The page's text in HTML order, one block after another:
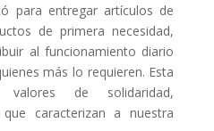
para entregar artículos de
de primera necesidad,
al funcionamiento diario
más lo requieren. Esta
de solidaridad,
caracterizan a nuestra